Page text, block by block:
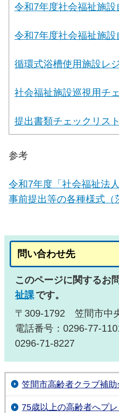
令和7年度社会福祉施設
令和7年度社会福祉施設
循環式浴槽使用施設レ
社会福祉施設巡視用チ
提出書類チェックリス
参考
令和7年度「社会福祉法
事前提出等の各種様式（
問い合わせ先
このページに関するお
祉課です。
〒309-1792 笠間市中
電話番号：0296-77-
0296-71-8227
笠間市高齢者クラブ補助
75歳以上の高齢者へプ